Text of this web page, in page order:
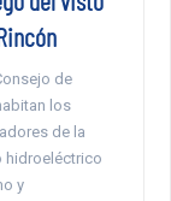
de
los
de la
hidroeléctrico
y